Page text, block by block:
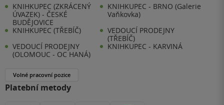
KNIHKUPEC (ZKRÁCENÝ
ÚVAZEK) - ČESKÉ
BUDĚJOVICE
KNIHKUPEC - BRNO (Galerie
Vaňkovka)
KNIHKUPEC (TŘEBÍČ)
VEDOUCÍ PRODEJNY
(TŘEBÍČ)
VEDOUCÍ PRODEJNY
(OLOMOUC - OC HANÁ)
KNIHKUPEC - KARVINÁ
Volné pracovní pozice
Platební metody